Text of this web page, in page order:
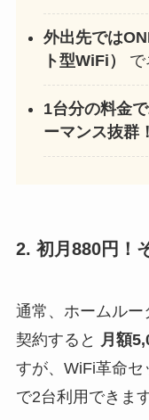
外出先では
ト型WiFi）
1台分の料金
ーマンス抜群！
2. 初月880円！
通常、ホームルー
契約すると 月額
すが、WiFi革命セ
で2台利用 できます